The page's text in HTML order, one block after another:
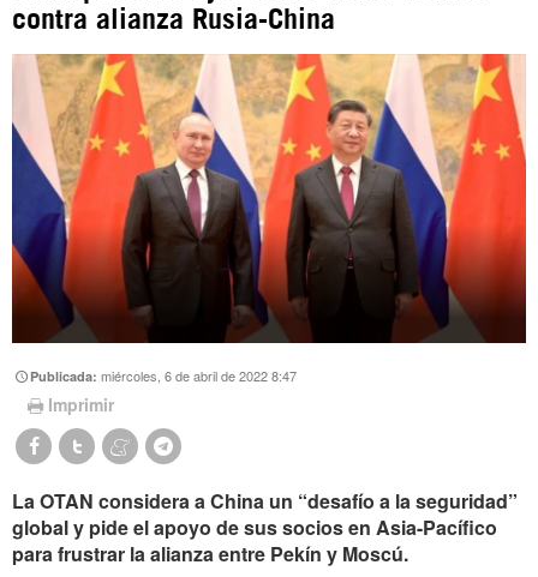
https://www.facebook.com/Nexolatino.Canal
http://twitter.com/nexo_latino
contra alianza Rusia-China
Publicada:miércoles, 6 de abril de 2022 8:47
Imprimir
La OTAN considera a China un “desafío a la seguridad”
global y pide el apoyo de sus socios en Asia-Pacífico
para frustrar la alianza entre Pekín y Moscú.